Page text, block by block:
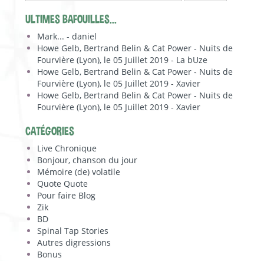
ULTIMES BAFOUILLES...
Mark... - daniel
Howe Gelb, Bertrand Belin & Cat Power - Nuits de
Fourvière (Lyon), le 05 Juillet 2019 - La bUze
Howe Gelb, Bertrand Belin & Cat Power - Nuits de
Fourvière (Lyon), le 05 Juillet 2019 - Xavier
Howe Gelb, Bertrand Belin & Cat Power - Nuits de
Fourvière (Lyon), le 05 Juillet 2019 - Xavier
CATÉGORIES
Live Chronique
Bonjour, chanson du jour
Mémoire (de) volatile
Quote Quote
Pour faire Blog
Zik
BD
Spinal Tap Stories
Autres digressions
Bonus